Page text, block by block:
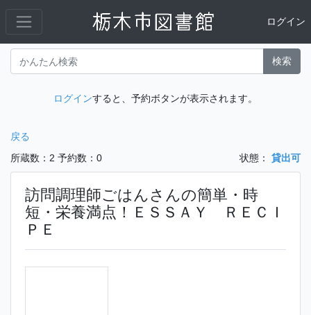
ログイン
検索
ログインすると、予約ボタンが表示されます。
戻る
所蔵数：2 予約数：0 状態： 貸出可
訪問調理師ごはんさんの簡単・時
短・栄養満点！ＥＳＳＡＹ ＲＥＣＩ
ＰＥ